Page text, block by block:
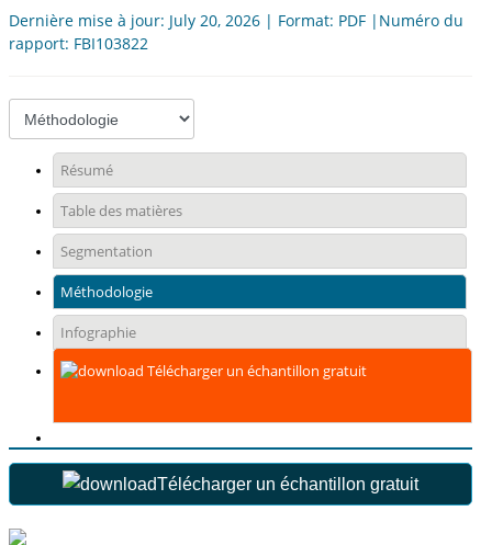
Dernière mise à jour: July 20, 2026 | Format: PDF |Numéro du
rapport: FBI103822
Résumé
Table des matières
Segmentation
Méthodologie
Infographie
Télécharger un échantillon gratuit
Télécharger un échantillon gratuit